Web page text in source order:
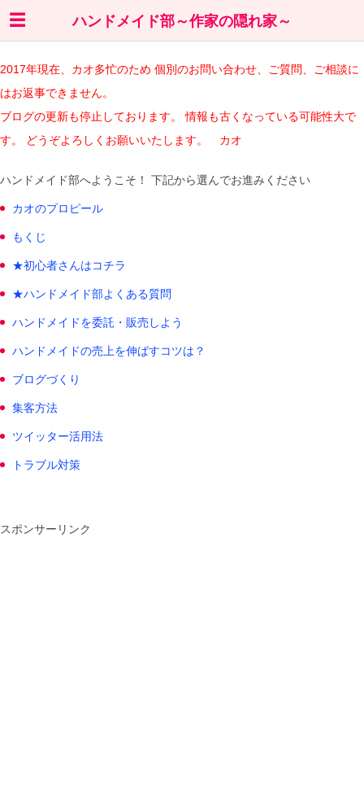
ハンドメイド部～作家の隠れ家～
2017年現在、カオ多忙のため 個別のお問い合わせ、ご質問、ご相談に
はお返事できません。
ブログの更新も停止しております。 情報も古くなっている可能性大で
す。 どうぞよろしくお願いいたします。 カオ
ハンドメイド部へようこそ！ 下記から選んでお進みください
カオのプロピール
もくじ
★初心者さんはコチラ
★ハンドメイド部よくある質問
ハンドメイドを委託・販売しよう
ハンドメイドの売上を伸ばすコツは？
ブログづくり
集客方法
ツイッター活用法
トラブル対策
スポンサーリンク